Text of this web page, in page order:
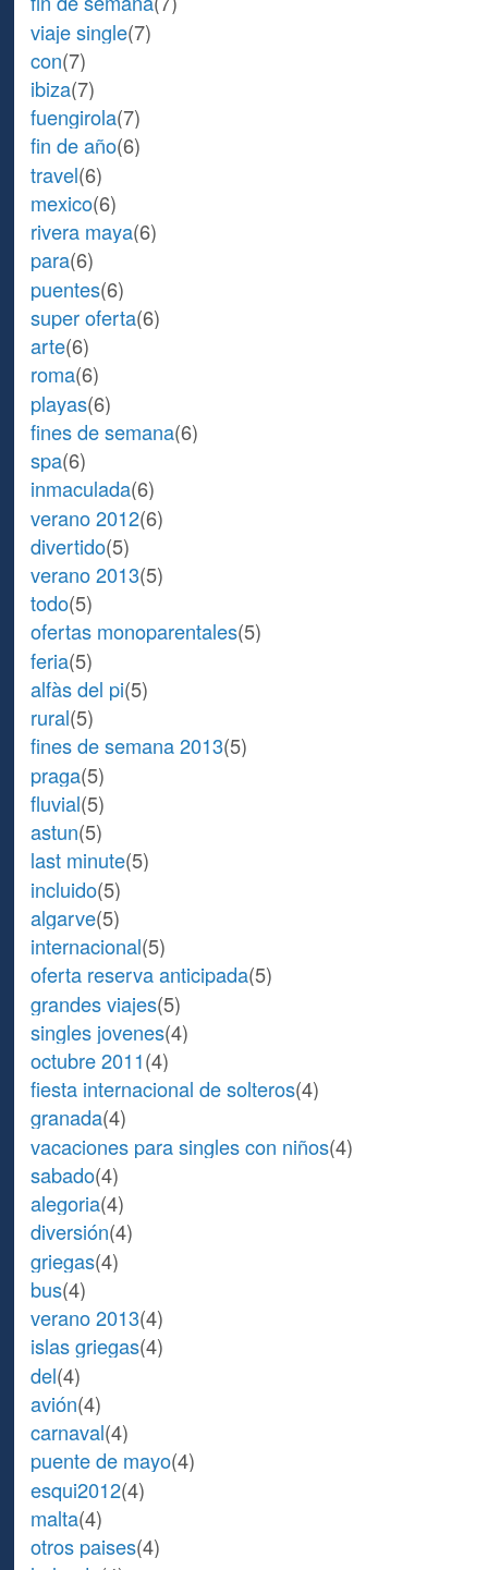
viaje single(7)
con(7)
ibiza(7)
fuengirola(7)
fin de año(6)
travel(6)
mexico(6)
rivera maya(6)
para(6)
puentes(6)
super oferta(6)
arte(6)
roma(6)
playas(6)
fines de semana(6)
spa(6)
inmaculada(6)
verano 2012(6)
divertido(5)
verano 2013(5)
todo(5)
ofertas monoparentales(5)
feria(5)
alfàs del pi(5)
rural(5)
fines de semana 2013(5)
praga(5)
fluvial(5)
astun(5)
last minute(5)
incluido(5)
algarve(5)
internacional(5)
oferta reserva anticipada(5)
grandes viajes(5)
singles jovenes(4)
octubre 2011(4)
fiesta internacional de solteros(4)
granada(4)
vacaciones para singles con niños(4)
sabado(4)
alegoria(4)
diversión(4)
griegas(4)
bus(4)
verano 2013(4)
islas griegas(4)
del(4)
avión(4)
carnaval(4)
puente de mayo(4)
esqui2012(4)
malta(4)
otros paises(4)